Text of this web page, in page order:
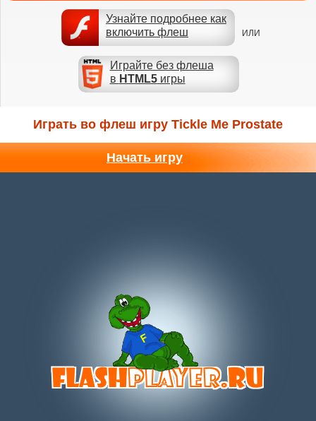
Узнайте подробнее как
включить флеш
ИЛИ
Играйте без флеша
в HTML5игры
Играть во флеш игру Tickle Me Prostate
Начать игру